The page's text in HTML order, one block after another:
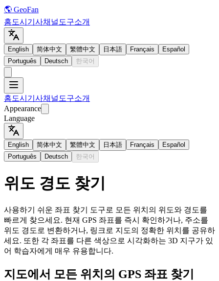
🌎 GeoFan
홈도시 기사채널 도구소개
English 简体中文 繁體中文 日本語 Français
Español
Português
Deutsch 한국어
홈도시 기사채널 도구소개
Appearance
Language
English 简体中文 繁體中文 日本語 Français
Español
Português
Deutsch 한국어
위도 경도 찾기
사용하기 쉬운 좌표 찾기 도구로 모든 위치의 위도와 경도를
빠르게 찾으세요. 현재 GPS 좌표를 즉시 확인하거나, 주소를
위도 경도로 변환하거나, 링크로 지도의 정확한 위치를 공유하
세요. 또한 각 좌표를 다른 색상으로 시각화하는 3D 지구가 있
어 학습자에게 매우 유용합니다.
지도에서 모든 위치의 GPS 좌표 찾기